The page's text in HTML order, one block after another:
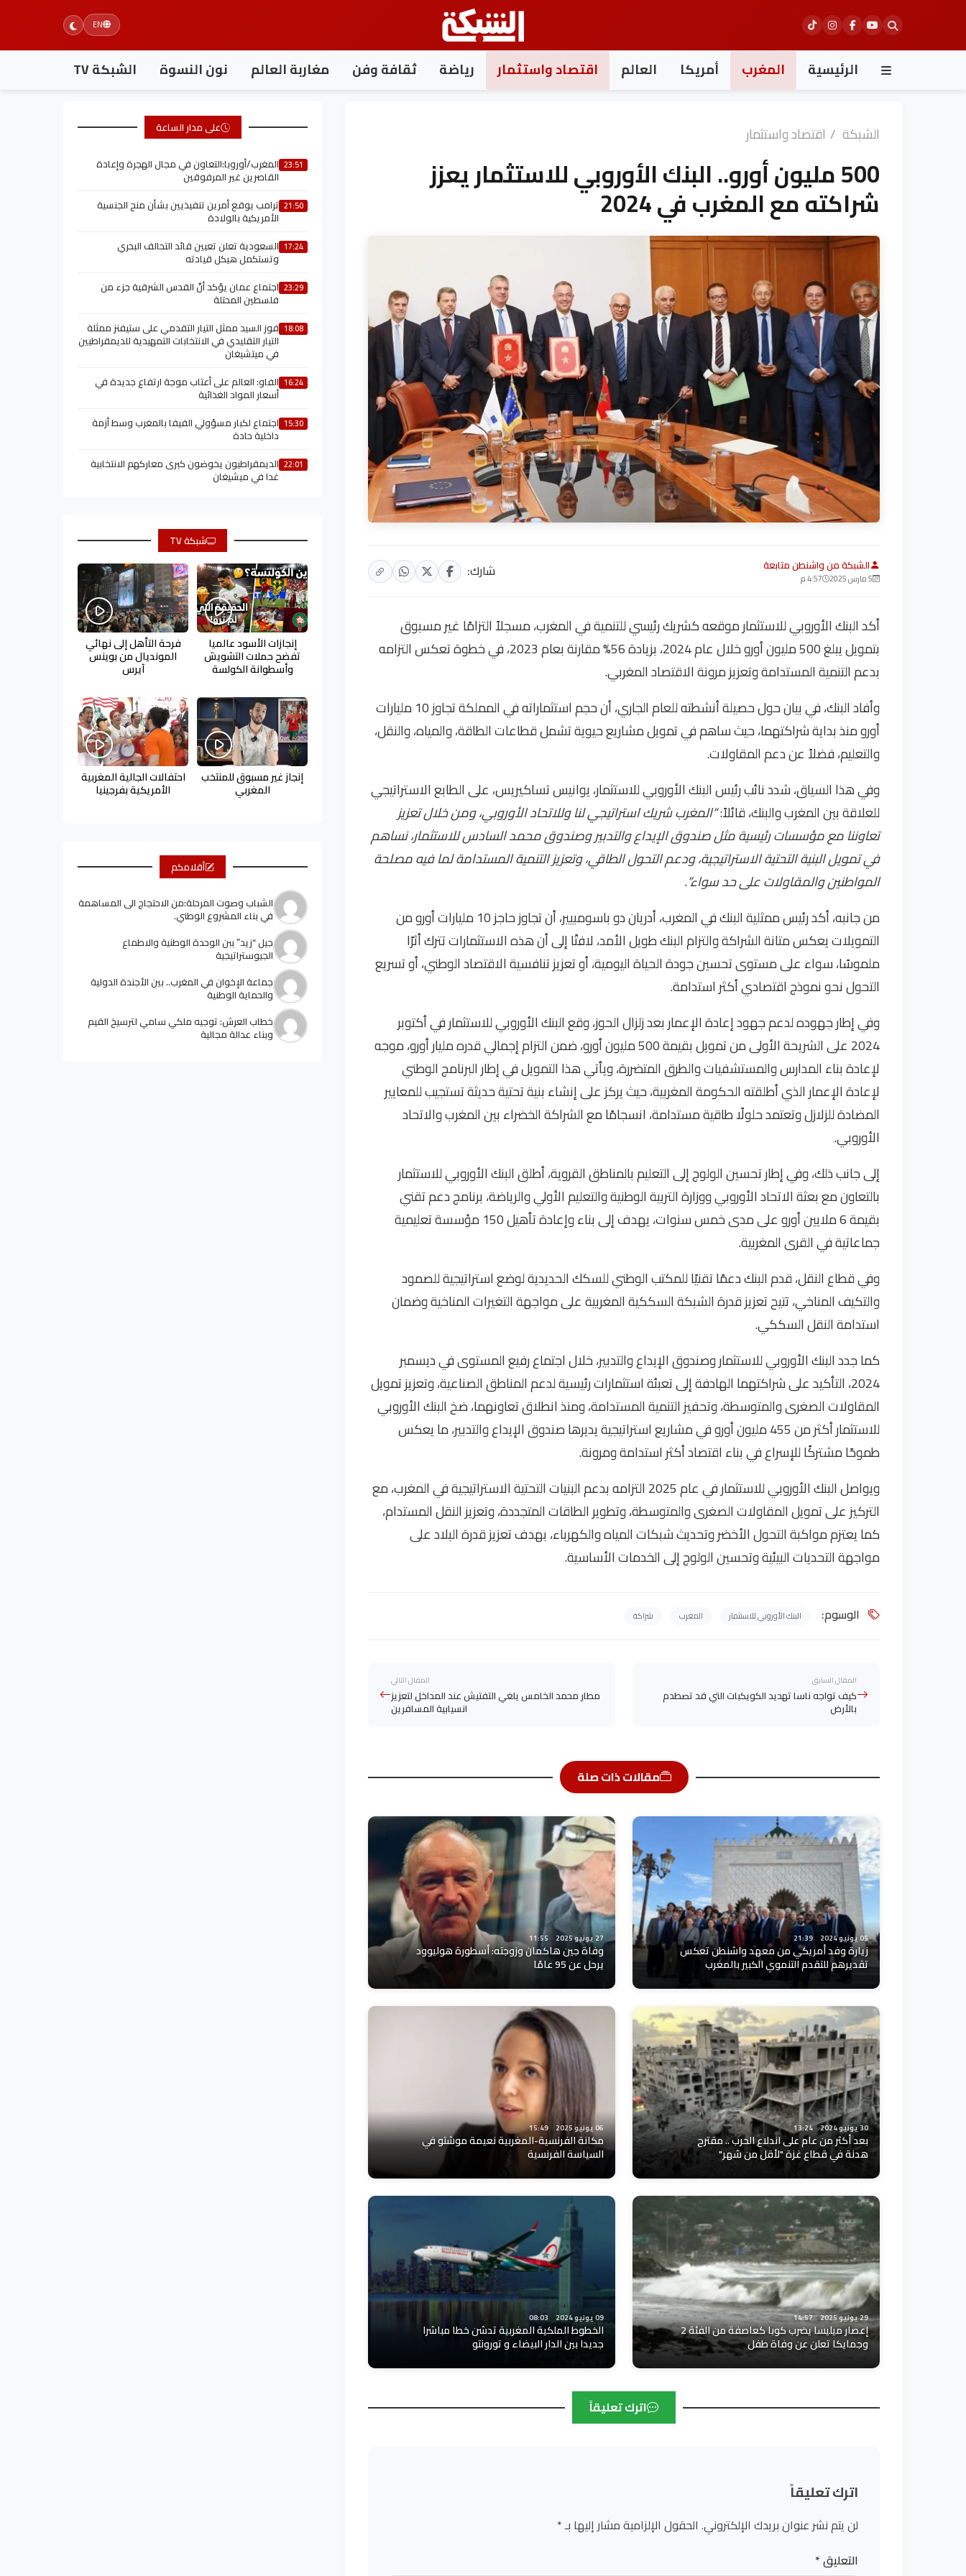
EN
الرئيسية المغرب أمريكا العالم اقتصاد واستثمار رياضة ثقافة وفن مغاربة العالم نون النسوة الشبكة TV
الشبكة / اقتصاد واستثمار
500 مليون أورو.. البنك الأوروبي للاستثمار يعزز
شراكته مع المغرب في 2024
الشبكة من واشنطن متابعة
5 مارس 2025 4:57 م شارك:
أكد البنك الأوروبي للاستثمار موقعه كشريك رئيسي للتنمية في المغرب، مسجلاً التزامًا غير مسبوق
بتمويل يبلغ 500 مليون أورو خلال عام 2024، بزيادة 56% مقارنة بعام 2023، في خطوة تعكس التزامه
بدعم التنمية المستدامة وتعزيز مرونة الاقتصاد المغربي.
وأفاد البنك، في بيان حول حصيلة أنشطته للعام الجاري، أن حجم استثماراته في المملكة تجاوز 10 مليارات
أورو منذ بداية شراكتهما، حيث ساهم في تمويل مشاريع حيوية تشمل قطاعات الطاقة، والمياه، والنقل،
والتعليم، فضلاً عن دعم المقاولات.
وفي هذا السياق، شدد نائب رئيس البنك الأوروبي للاستثمار، يوانيس تساكيريس، على الطابع الاستراتيجي
للعلاقة بين المغرب والبنك، قائلاً:“المغرب شريك استراتيجي لنا وللاتحاد الأوروبي، ومن خلال تعزيز
تعاوننا مع مؤسسات رئيسية مثل صندوق الإيداع والتدبير وصندوق محمد السادس للاستثمار، نساهم
في تمويل البنية التحتية الاستراتيجية، ودعم التحول الطاقي، وتعزيز التنمية المستدامة لما فيه مصلحة
المواطنين والمقاولات على حد سواء”.
من جانبه، أكد رئيس ممثلية البنك في المغرب، أدريان دو باسومبيير، أن تجاوز حاجز 10 مليارات أورو من
التمويلات يعكس متانة الشراكة والتزام البنك طويل الأمد، لافتًا إلى أن هذه الاستثمارات تترك أثرًا
ملموسًا، سواء على مستوى تحسين جودة الحياة اليومية، أو تعزيز تنافسية الاقتصاد الوطني، أو تسريع
التحول نحو نموذج اقتصادي أكثر استدامة.
وفي إطار جهوده لدعم جهود إعادة الإعمار بعد زلزال الحوز، وقع البنك الأوروبي للاستثمار في أكتوبر
2024 على الشريحة الأولى من تمويل بقيمة 500 مليون أورو، ضمن التزام إجمالي قدره مليار أورو، موجه
لإعادة بناء المدارس والمستشفيات والطرق المتضررة، ويأتي هذا التمويل في إطار البرنامج الوطني
لإعادة الإعمار الذي أطلقته الحكومة المغربية، حيث يركز على إنشاء بنية تحتية حديثة تستجيب للمعايير
المضادة للزلازل وتعتمد حلولًا طاقية مستدامة، انسجامًا مع الشراكة الخضراء بين المغرب والاتحاد
الأوروبي.
إلى جانب ذلك، وفي إطار تحسين الولوج إلى التعليم بالمناطق القروية، أطلق البنك الأوروبي للاستثمار
بالتعاون مع بعثة الاتحاد الأوروبي ووزارة التربية الوطنية والتعليم الأولي والرياضة، برنامج دعم تقني
بقيمة 6 ملايين أورو على مدى خمس سنوات، يهدف إلى بناء وإعادة تأهيل 150 مؤسسة تعليمية
جماعاتية في القرى المغربية.
وفي قطاع النقل، قدم البنك دعمًا تقنيًا للمكتب الوطني للسكك الحديدية لوضع استراتيجية للصمود
والتكيف المناخي، تتيح تعزيز قدرة الشبكة السككية المغربية على مواجهة التغيرات المناخية وضمان
استدامة النقل السككي.
كما جدد البنك الأوروبي للاستثمار وصندوق الإيداع والتدبير، خلال اجتماع رفيع المستوى في ديسمبر
2024، التأكيد على شراكتهما الهادفة إلى تعبئة استثمارات رئيسية لدعم المناطق الصناعية، وتعزيز تمويل
المقاولات الصغرى والمتوسطة، وتحفيز التنمية المستدامة، ومنذ انطلاق تعاونهما، ضخ البنك الأوروبي
للاستثمار أكثر من 455 مليون أورو في مشاريع استراتيجية يديرها صندوق الإيداع والتدبير، ما يعكس
طموحًا مشتركًا للإسراع في بناء اقتصاد أكثر استدامة ومرونة.
ويواصل البنك الأوروبي للاستثمار في عام 2025 التزامه بدعم البنيات التحتية الاستراتيجية في المغرب، مع
التركيز على تمويل المقاولات الصغرى والمتوسطة، وتطوير الطاقات المتجددة، وتعزيز النقل المستدام،
كما يعتزم مواكبة التحول الأخضر وتحديث شبكات المياه والكهرباء، بهدف تعزيز قدرة البلاد على
مواجهة التحديات البيئية وتحسين الولوج إلى الخدمات الأساسية.
الوسوم: البنك الأوروبي للاستثمار المغرب شراكة
المقال السابق
كيف تواجه ناسا تهديد الكويكبات التي قد تصطدم
بالأرض
المقال التالي
مطار محمد الخامس يلغي التفتيش عند المداخل لتعزيز
انسيابية المسافرين
مقالات ذات صلة
05 يونيو 2024 21:39
زيارة وفد أمريكي من معهد واشنطن تعكس
تقديرهم للتقدم التنموي الكبير بالمغرب
27 يونيو 2025 11:55
وفاة جين هاكمان وزوجته: أسطورة هوليوود
يرحل عن 95 عامًا
30 يونيو 2024 13:24
بعد أكثر من عام على اندلاع الحرب .. مقترح
هدنة في قطاع غزة "لأقل من شهر"
06 يونيو 2025 15:49
مكانة الفرنسية-المغربية نعيمة موشتو في
السياسة الفرنسية
29 يونيو 2025 14:57
إعصار ميليسا يضرب كوبا كعاصفة من الفئة 2
وجمايكا تعلن عن وفاة طفل
09 يونيو 2024 08:03
الخطوط الملكية المغربية تدشن خطا مباشرا
جديدا بين الدار البيضاء و تورونتو
اترك تعليقاً
اترك تعليقاً
لن يتم نشر عنوان بريدك الإلكتروني. الحقول الإلزامية مشار إليها بـ*
التعليق*
على مدار الساعة
23:51 المغرب/أوروبا:التعاون في مجال الهجرة وإعادة
القاصرين غير المرفوقين
21:50 ترامب يوقع أمرين تنفيذيين بشأن منح الجنسية
الأمريكية بالولادة
17:24 السعودية تعلن تعيين قائد التحالف البحري
وتستكمل هيكل قيادته
23:29 اجتماع عمان يؤكد أنّ القدس الشرقية جزء من
فلسطين المحتلة
18:08 فوز السيد ممثل التيار التقدمي على ستيفنز ممثلة
التيار التقليدي في الانتخابات التمهيدية للديمقراطيين
في ميتشيغان
16:24 الفاو: العالم على أعتاب موجة ارتفاع جديدة في
أسعار المواد الغذائية
15:30 اجتماع لكبار مسؤولي الفيفا بالمغرب وسط أزمة
داخلية حادة
22:01 الديمقراطيون يخوضون كبرى معاركهم الانتخابية
غدا في ميشيغان
شبكة TV
إنجازات الأسود عالميا
تفضح حملات التشويش
وأسطوانة الكولسة
فرحة التأهل إلى نهائي
المونديال من بوينس
آيرس
إنجاز غير مسبوق للمنتخب
المغربي
احتفالات الجالية المغربية
الأمريكية بفرجينيا
أقلامكم
الشباب وصوت المرحلة:من الاحتجاج الى المساهمة
في بناء المشروع الوطني.
جيل “زيد” ببن الوحدة الوطنية والاطماع
الجيوستراتيجية
جماعة الإخوان في المغرب.. بين الأجندة الدولية
والحماية الوطنية
خطاب العرش: توجيه ملكي سامي لترسيخ القيم
وبناء عدالة مجالية